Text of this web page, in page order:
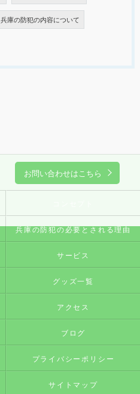
兵庫の防犯の内容について
お問い合わせはこちら
兵庫の防犯の必要とされる理由
サービス
グッズ一覧
アクセス
ブログ
プライバシーポリシー
サイトマップ